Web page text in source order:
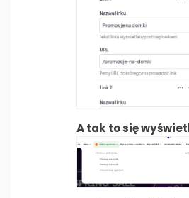
A tak to się